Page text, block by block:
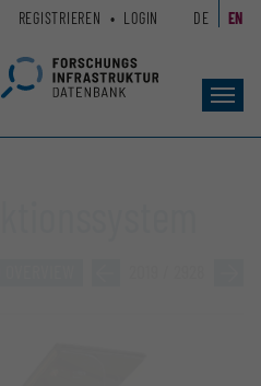
REGISTRIEREN LOGIN DE EN